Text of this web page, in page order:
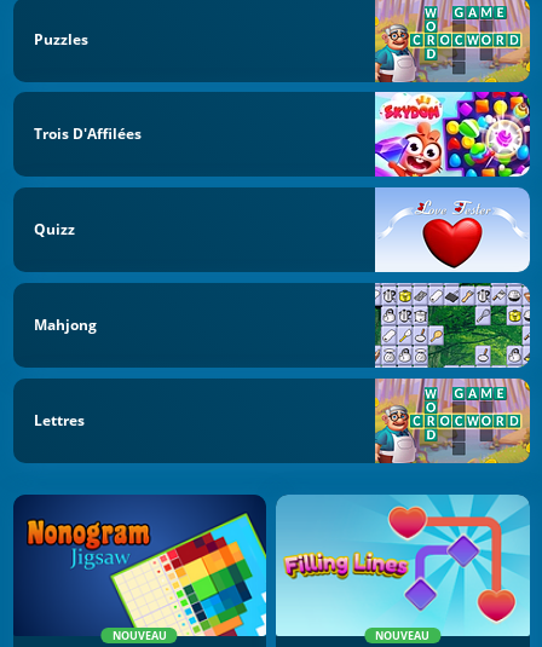
Puzzles
Trois D'Affilées
Quizz
Mahjong
Lettres
NOUVEAU NOUVEAU